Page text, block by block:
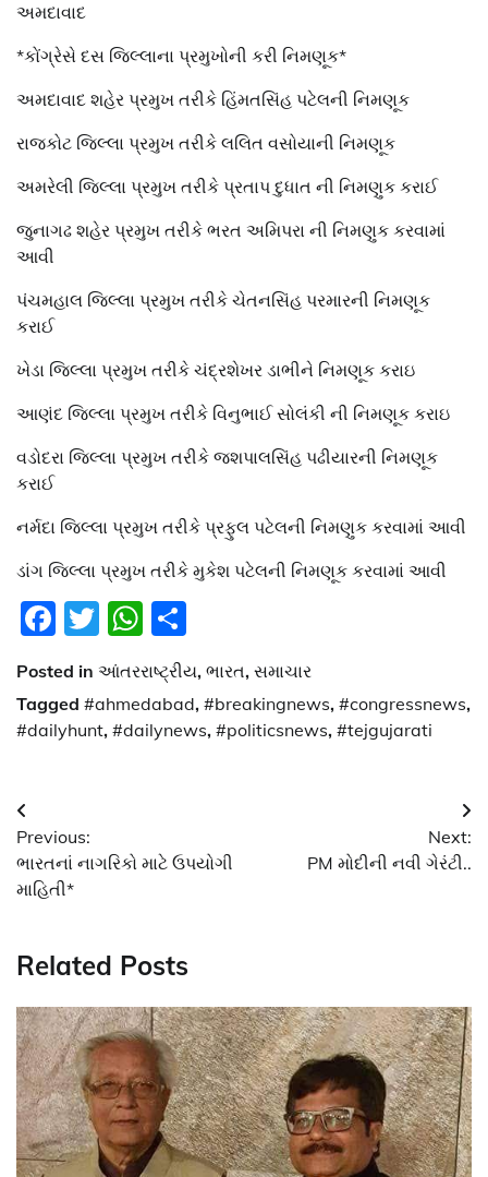
અમદાવાદ
*કોંગ્રેસે દસ જિલ્લાના પ્રમુખોની કરી નિમણૂક*
અમદાવાદ શહેર પ્રમુખ તરીકે હિંમતસિંહ પટેલની નિમણૂક
રાજકોટ જિલ્લા પ્રમુખ તરીકે લલિત વસોયાની નિમણૂક
અમરેલી જિલ્લા પ્રમુખ તરીકે પ્રતાપ દુધાત ની નિમણુક કરાઈ
જુનાગઢ શહેર પ્રમુખ તરીકે ભરત અમિપરા ની નિમણુક કરવામાં
આવી
પંચમહાલ જિલ્લા પ્રમુખ તરીકે ચેતનસિંહ પરમારની નિમણૂક
કરાઈ
ખેડા જિલ્લા પ્રમુખ તરીકે ચંદ્રશેખર ડાભીને નિમણૂક કરાઇ
આણંદ જિલ્લા પ્રમુખ તરીકે વિનુભાઈ સોલંકી ની નિમણૂક કરાઇ
વડોદરા જિલ્લા પ્રમુખ તરીકે જશપાલસિંહ પઢીયારની નિમણૂક
કરાઈ
નર્મદા જિલ્લા પ્રમુખ તરીકે પ્રફુલ પટેલની નિમણુક કરવામાં આવી
ડાંગ જિલ્લા પ્રમુખ તરીકે મુકેશ પટેલની નિમણૂક કરવામાં આવી
Facebook
TwitterWhatsApp
Posted in આંતરરાષ્ટ્રીય, ભારત, સમાચાર
Tagged #ahmedabad, #breakingnews, #congressnews,
#dailyhunt, #dailynews, #politicsnews, #tejgujarati
Post
navigation
Previous:
ભારતનાં નાગરિકો માટે ઉપયોગી
માહિતી*
Next:
PM મોદીની નવી ગેરંટી..
Related Posts